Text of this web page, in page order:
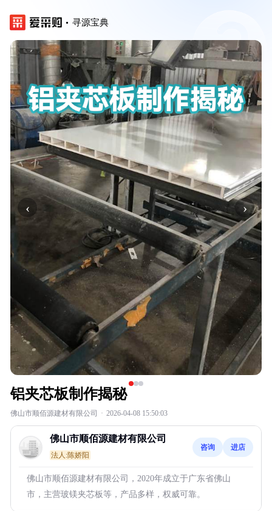
寻源宝典
‹ ›
铝夹芯板制作揭秘
佛山市顺佰源建材有限公司 · 2026-04-08 15:50:03
佛山市顺佰源建材有限公司
法人:陈娇阳
咨询 进店
佛山市顺佰源建材有限公司，2020年成立于广东省佛山
市，主营玻镁夹芯板等，产品多样，权威可靠。